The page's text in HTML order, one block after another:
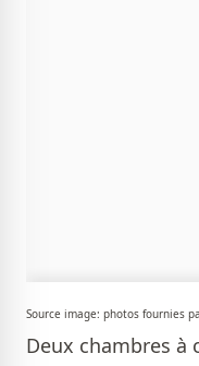
Source image: photos fournies
Deux chambres à